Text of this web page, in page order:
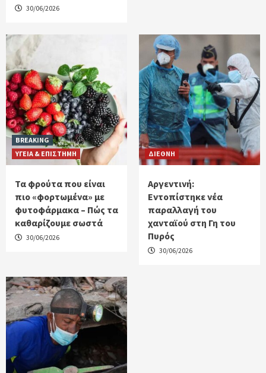
30/06/2026
BREAKING
ΥΓΕΙΑ & ΕΠΙΣΤΗΜΗ
Τα φρούτα που είναι
πιο «φορτωμένα» με
φυτοφάρμακα – Πώς τα
καθαρίζουμε σωστά
30/06/2026
ΔΙΕΘΝΗ
Αργεντινή:
Εντοπίστηκε νέα
παραλλαγή του
χανταϊού στη Γη του
Πυρός
30/06/2026